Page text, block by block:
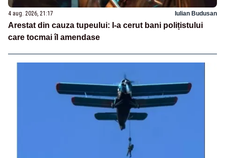
4 aug. 2026, 21:17 Iulian Budusan
Arestat din cauza tupeului: I-a cerut bani polițistului
care tocmai îl amendase